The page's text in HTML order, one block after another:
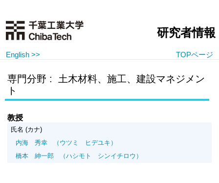
研究者情報
English >> TOPページ
専門分野 : 土木材料、施工、建設マネジメン
ト
教授
氏名 (カナ)
内海 秀幸
（ウツミ ヒデユキ）
橋本 紳一郎
（ハシモト シンイチロウ）